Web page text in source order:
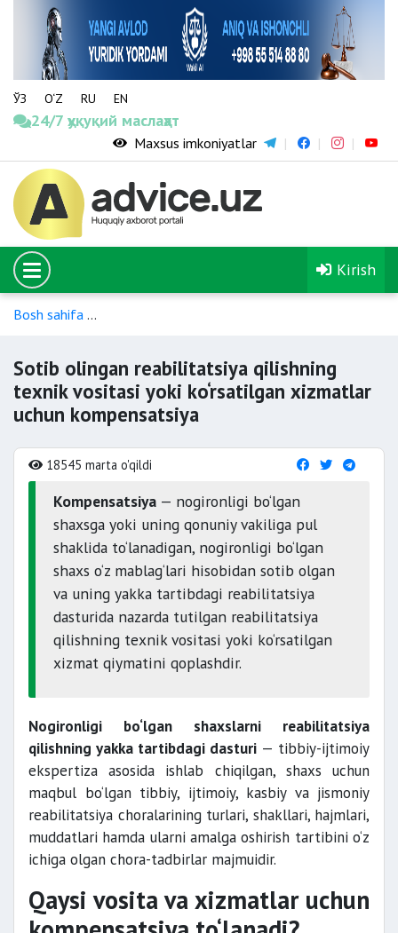
ЎЗ O‘Z RU EN
24/7 ҳуқуқий маслаҳат
Maxsus imkoniyatlar
Kirish
Bosh sahifa
Sotib olingan reabilitatsiya qilishning
texnik vositasi yoki ko‘rsatilgan xizmatlar
uchun kompensatsiya
18545 marta o'qildi
Kompensatsiya — nogironligi bo‘lgan
shaxsga yoki uning qonuniy vakiliga pul
shaklida to‘lanadigan, nogironligi bo‘lgan
shaxs o‘z mablag‘lari hisobidan sotib olgan
va uning yakka tartibdagi reabilitatsiya
dasturida nazarda tutilgan reabilitatsiya
qilishning texnik vositasi yoki ko‘rsatilgan
xizmat qiymatini qoplashdir.
Nogironligi bo‘lgan shaxslarni reabilitatsiya
qilishning yakka tartibdagi dasturi — tibbiy-ijtimoiy
ekspertiza asosida ishlab chiqilgan, shaxs uchun
maqbul bo‘lgan tibbiy, ijtimoiy, kasbiy va jismoniy
reabilitatsiya choralarining turlari, shakllari, hajmlari,
muddatlari hamda ularni amalga oshirish tartibini o‘z
ichiga olgan chora-tadbirlar majmuidir.
Qaysi vosita va xizmatlar uchun